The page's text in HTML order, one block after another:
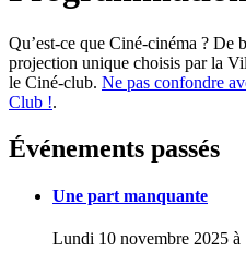
Qu’est-ce que Ciné-cinéma ? De
projection unique choisis par la
le Ciné-club. Ne pas confondre
Club !.
Événements passés
Une part manquante
Lundi 10 novembre 2025 à